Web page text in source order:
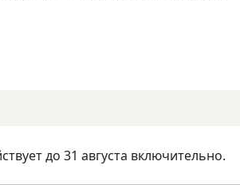
до 31 августа включительно.